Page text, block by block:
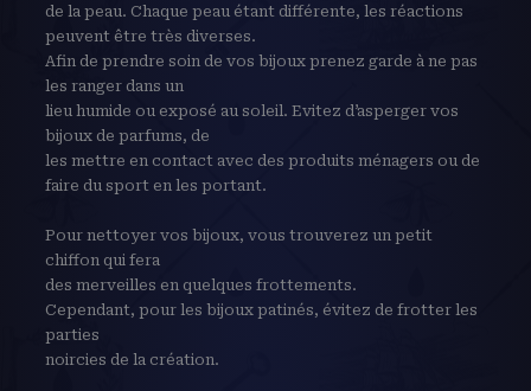
de la peau. Chaque peau étant différente, les réactions
peuvent être très diverses.
Afin de prendre soin de vos bijoux prenez garde à ne pas
les ranger dans un
lieu humide ou exposé au soleil. Evitez d’asperger vos
bijoux de parfums, de
les mettre en contact avec des produits ménagers ou de
faire du sport en les portant.
Pour nettoyer vos bijoux, vous trouverez un petit
chiffon qui fera
des merveilles en quelques frottements.
Cependant, pour les bijoux patinés, évitez de frotter les
parties
noircies de la création.